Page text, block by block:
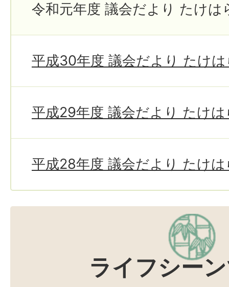
令和元年度 議会だより たけは
平成30年度 議会だより たけ
平成29年度 議会だより たけ
平成28年度 議会だより たけ
ライフシー